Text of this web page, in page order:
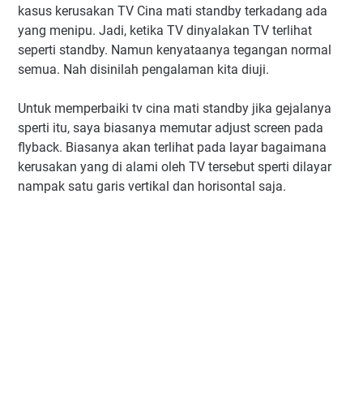
kasus kerusakan TV Cina mati standby terkadang ada
yang menipu. Jadi, ketika TV dinyalakan TV terlihat
seperti standby. Namun kenyataanya tegangan normal
semua. Nah disinilah pengalaman kita diuji.
Untuk memperbaiki tv cina mati standby jika gejalanya
sperti itu, saya biasanya memutar adjust screen pada
flyback. Biasanya akan terlihat pada layar bagaimana
kerusakan yang di alami oleh TV tersebut sperti dilayar
nampak satu garis vertikal dan horisontal saja.